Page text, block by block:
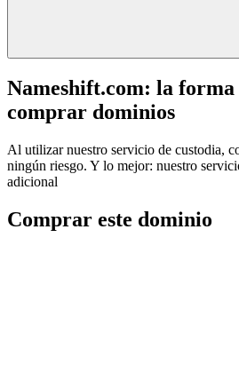
Nameshift.com: la forma
comprar dominios
Al utilizar nuestro servicio de custodia,
ningún riesgo. Y lo mejor: nuestro
adicional
Comprar este dominio